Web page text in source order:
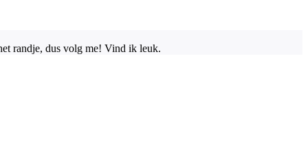
randje, dus volg me! Vind ik leuk.